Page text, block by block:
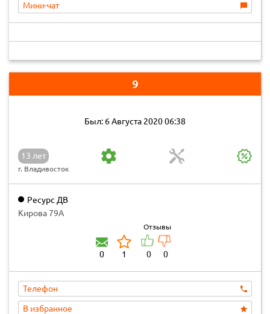
Мини-чат
9
Был: 6 Августа 2020 06:38
13 лет
г. Владивосток
Ресурс ДВ
Кирова 79А
0 1
Отзывы
0 0
Телефон
В избранное